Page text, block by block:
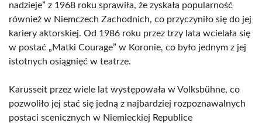
nadzieje” z 1968 roku sprawiła, że zyskała popularność
również w Niemczech Zachodnich, co przyczyniło się do jej
kariery aktorskiej. Od 1986 roku przez trzy lata wcielała się
w postać „Matki Courage” w Koronie, co było jednym z jej
istotnych osiągnięć w teatrze.
Karusseit przez wiele lat występowała w Volksbühne, co
pozwoliło jej stać się jedną z najbardziej rozpoznawalnych
postaci scenicznych w Niemieckiej Republice